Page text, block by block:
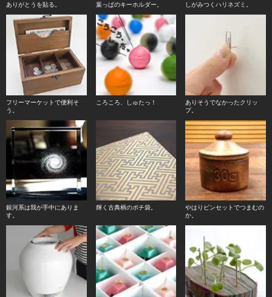
ありがとうを貼る。 葉っぱのキーホルダー。 しがみつくハリネズミ。
フリーマーケットで便利そ
う。
ころころ、しゅたっ！
ありそうでなかったクリッ
プ。
銀河系は我が手中にありま
す。
輝く古典柄のポチ袋。
やはりピンセットでつまむの
か。